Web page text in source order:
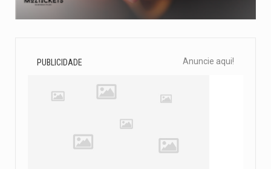
PUBLICIDADE Anuncie aqui!